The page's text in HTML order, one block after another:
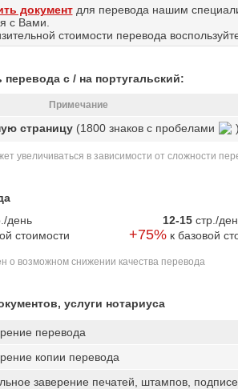
документдля перевода нашим
с Вами.
стоимости перевода
с / на португальский:
Примечание
страницу (1800 знаков с пробелами )
увеличиваться в зависимости от сложности
день
стоимости
12-15 стр./
+75%к базовой
о возможном снижении качества перевода
услуги нотариуса
перевода
копии перевода
заверение печатей, штампов,